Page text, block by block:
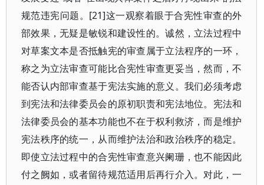
规范违宪问题。[21]这一观察着眼于合宪性审查的外
部效果，无疑是敏锐和建设性的。诚然，立法过程中
对草案文本是否抵触宪的审查属于立法程序的一环，
称之为立法审查可能比合宪性审查更妥当，然而，不
能否认内部审查基于宪法实施的意义。我们必须考虑
到宪法和法律委员会的原初职责和宪法地位。宪法和
法律委员会的基本功能也不在于权利救济，而是维护
宪法秩序的统一，从而维护法治和政治秩序的稳定。
即使立法过程中的合宪性审查意兴阑珊，也不能因此
付之阙如，或者留待规范适用后再行介入。对此，一